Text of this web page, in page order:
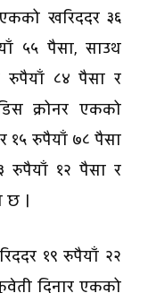
खरिददर ३६
५५ पैसा, साउथ
रुपैयाँ ८४ पैसा र
क्रोनर एकको
१५ रुपैयाँ ७८ पैसा
रुपैयाँ १२ पैसा र
छ ।
१९ रुपैयाँ २२
दिनार एकको